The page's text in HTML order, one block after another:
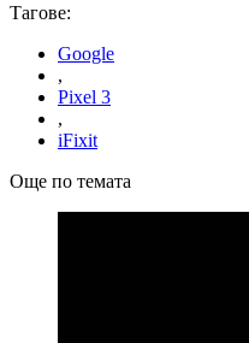
Тагове:
Google
,
Pixel 3
,
iFixit
Още по темата